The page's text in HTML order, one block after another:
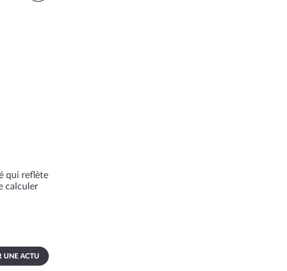
qui reflète
calculer
UNE ACTU